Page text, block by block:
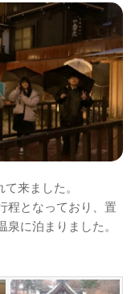
来ました。
程となっており、置
に泊まりました。